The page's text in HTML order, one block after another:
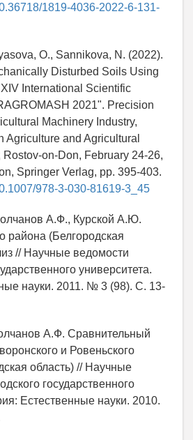
1819-4036-2022-6-131-
O., Sannikova, N. (2022).
Disturbed Soils Using
International Scientific
2021". Precision
Machinery Industry,
Agriculture and Agricultural
Rostov-on-Don, February 24-26,
Springer Verlag, pp. 395-403.
978-3-030-81619-3_45
А.Ф., Курской А.Ю.
района (Белгородская
// Научные ведомости
университета.
науки. 2011. № 3 (98). С. 13-
А.Ф. Сравнительный
и Ровеньского
область) // Научные
государственного
Естественные науки. 2010.